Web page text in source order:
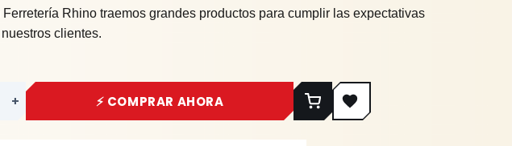
Ferretería Rhino traemos grandes productos para cumplir las expectativas
clientes.
+ ⚡ COMPRAR AHORA